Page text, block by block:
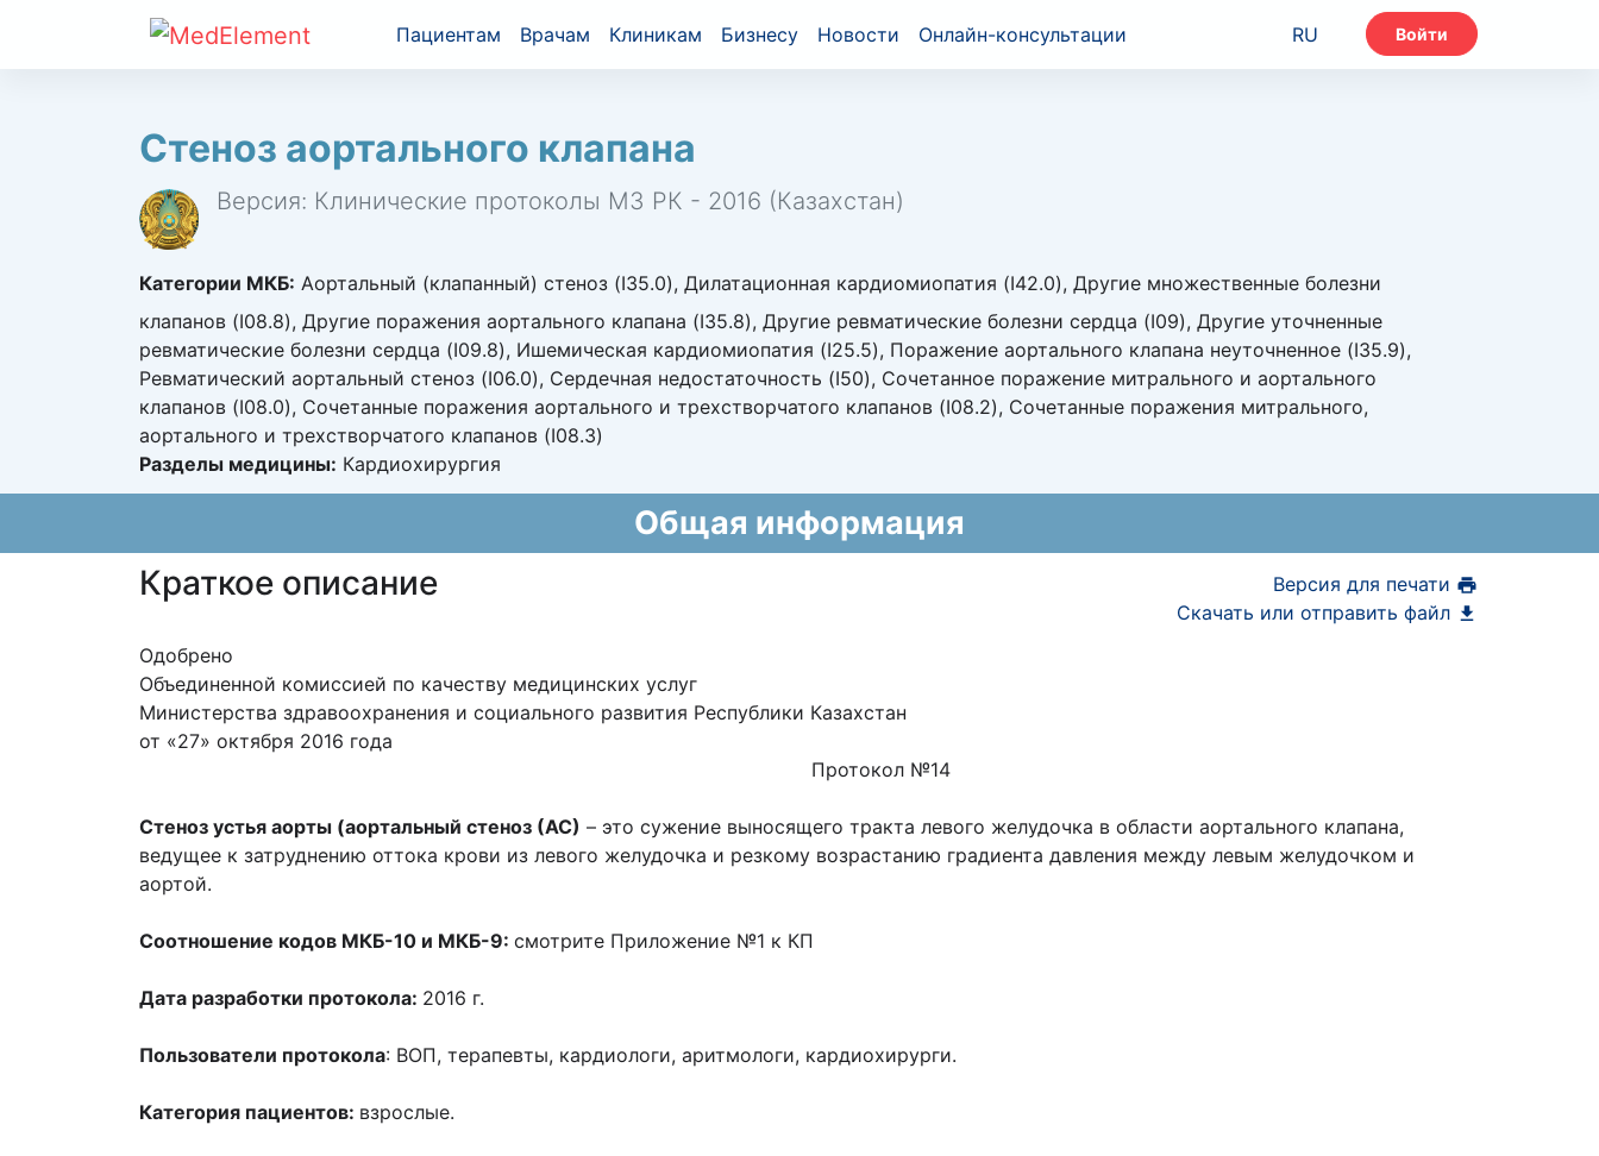
Пациентам Врачам Клиникам Бизнесу Новости Онлайн-консультации RU Войти
Стеноз аортального клапана
Версия: Клинические протоколы МЗ РК - 2016 (Казахстан)
Категории МКБ: Аортальный (клапанный) стеноз (I35.0), Дилатационная кардиомиопатия (I42.0), Другие множественные болезни
клапанов (I08.8), Другие поражения аортального клапана (I35.8), Другие ревматические болезни сердца (I09), Другие уточненные
ревматические болезни сердца (I09.8), Ишемическая кардиомиопатия (I25.5), Поражение аортального клапана неуточненное (I35.9),
Ревматический аортальный стеноз (I06.0), Сердечная недостаточность (I50), Сочетанное поражение митрального и аортального
клапанов (I08.0), Сочетанные поражения аортального и трехстворчатого клапанов (I08.2), Сочетанные поражения митрального,
аортального и трехстворчатого клапанов (I08.3)
Разделы медицины: Кардиохирургия
Общая информация
Версия для печати
Скачать или отправить файл
Краткое описание
Одобрено
Объединенной комиссией по качеству медицинских услуг
Министерства здравоохранения и социального развития Республики Казахстан
от «27» октября 2016 года
Протокол №14
Стеноз устья аорты (аортальный стеноз (АС) – это сужение выносящего тракта левого желудочка в области аортального клапана,
ведущее к затруднению оттока крови из левого желудочка и резкому возрастанию градиента давления между левым желудочком и
аортой.
Соотношение кодов МКБ-10 и МКБ-9: смотрите Приложение №1 к КП
Дата разработки протокола: 2016 г.
Пользователи протокола: ВОП, терапевты, кардиологи, аритмологи, кардиохирурги.
Категория пациентов: взрослые.